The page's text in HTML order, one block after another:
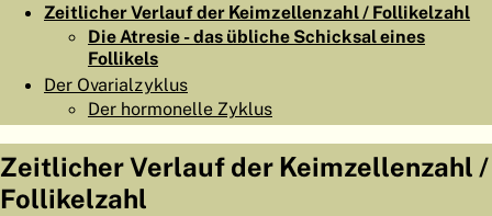
HOME
ORGANOGENESE
ATLASEMBRYOLOGY
Zeitlicher Verlauf der Keimzellenzahl / Follikelzahl
Die Atresie - das übliche Schicksal eines
Follikels
Der Ovarialzyklus
Der hormonelle Zyklus
Zeitlicher Verlauf der Keimzellenzahl /
Follikelzahl